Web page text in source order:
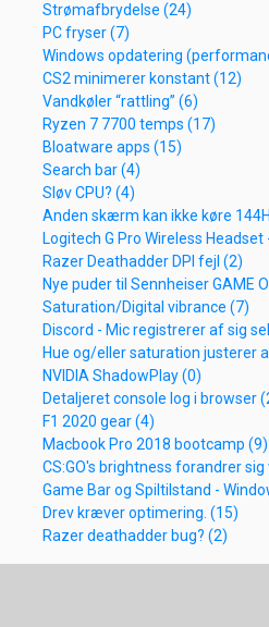
Strømafbrydelse (24)
PC fryser (7)
Windows opdatering
CS2 minimerer konstant (12)
Vandkøler “rattling” (6)
Ryzen 7 7700 temps (17)
Bloatware apps (15)
Search bar (4)
Sløv CPU? (4)
Anden skærm kan ikke køre
Logitech G Pro Wireless
Razer Deathadder DPI fejl (2)
Nye puder til Sennheiser GAME
Saturation/Digital vibrance (7)
Discord - Mic registrerer af sig
Hue og/eller saturation justerer
NVIDIA ShadowPlay (0)
Detaljeret console log i browser
F1 2020 gear (4)
Macbook Pro 2018 bootcamp (9)
CS:GO's brightness forandrer sig
Game Bar og Spiltilstand -
Drev kræver optimering. (15)
Razer deathadder bug? (2)